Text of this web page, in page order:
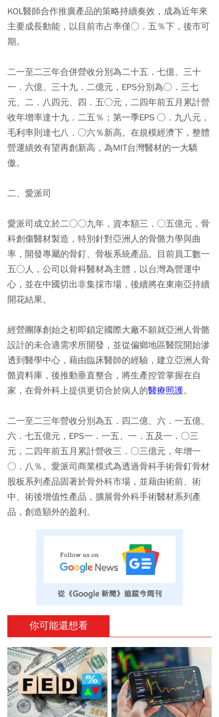
KOL醫師合作推廣產品的策略持續奏效，成為近年來
主要成長動能，以目前市占率僅○．五％下，後市可
期。
二一至二三年合併營收分別為二十五．七億、三十
一．六億、三十九．二億元，EPS分別為○．三七
元、二．八四元、四．五○元，二四年前五月累計營
收年增率達十九．二五％；第一季EPS ○．九八元，
毛利率則達七八．○六％新高。在規模經濟下，整體
營運績效有望再創新高，為MIT台灣醫材的一大驕
傲。
二、愛派司
愛派司成立於二○○九年，資本額三．○五億元，骨
科創傷醫材製造，特別針對亞洲人的骨骼力學與曲
率，開發專屬的骨釘、骨板系統產品。目前員工數一
五○人，公司以骨科醫材為主體，以台灣為營運中
心，並在中國切出非集採市場，後續將在東南亞持續
開花結果。
經營團隊創始之初即鎖定國際大廠不願就亞洲人骨骼
設計的未合適需求所開發，並從偏鄉地區醫院開始滲
透到醫學中心，藉由臨床醫師的經驗，建立亞洲人骨
骼資料庫，後推動垂直整合，將生產控管掌握在自
家，在骨外科上提供更切合於病人的醫療照護。
二一至二三年營收分別為五．四二億、六．一五億、
六．七五億元，EPS一．一五、一．五及一．○三
元，二四年前五月累計營收三．○三億元，年增一
○．八％。愛派司商業模式為透過骨科手術骨釘骨材
股板系列產品固著於骨外科市場，並藉由術前、術
中、術後增值性產品，擴展骨外科手術醫材系列產
品，創造額外的盈利。
你可能還想看